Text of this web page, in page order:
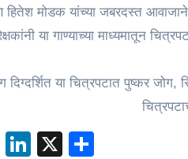
मोडक यांच्या जबरदस्त
या गाण्याच्या माध्यमातून
दिग्दर्शित या चित्रपटात पुष्कर जोग,
WhatsApp
LinkedIn
X